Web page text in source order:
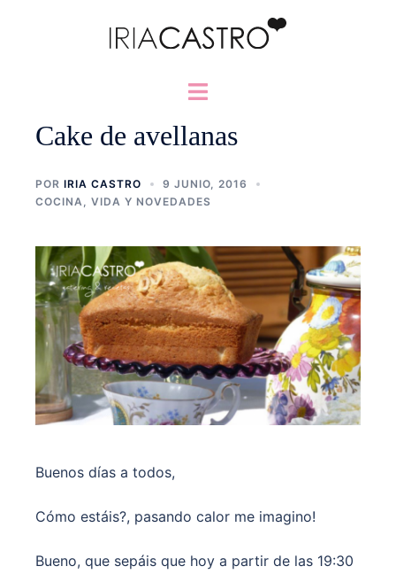
Alternar
Cake de avellanas
POR IRIA CASTRO
9 JUNIO, 2016
COCINA
VIDA Y NOVEDADES
Buenos días a todos,
Cómo estáis?, pasando calor me imagino!
Bueno, que sepáis que hoy a partir de las 19:30